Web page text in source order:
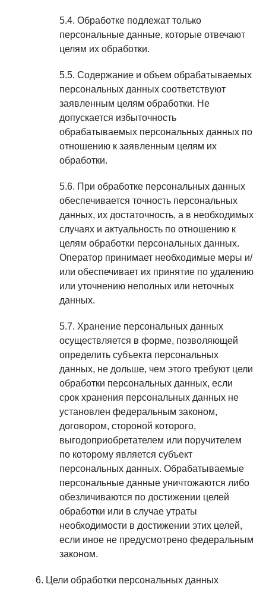
Обработке подлежат только
персональные данные, которые отвечают
целям их обработки.
Содержание и объем обрабатываемых
персональных данных соответствуют
заявленным целям обработки. Не
допускается избыточность
обрабатываемых персональных данных по
отношению к заявленным целям их
обработки.
При обработке персональных данных
обеспечивается точность персональных
данных, их достаточность, а в необходимых
случаях и актуальность по отношению к
целям обработки персональных данных.
Оператор принимает необходимые меры и/
или обеспечивает их принятие по удалению
или уточнению неполных или неточных
данных.
Хранение персональных данных
осуществляется в форме, позволяющей
определить субъекта персональных
данных, не дольше, чем этого требуют цели
обработки персональных данных, если
срок хранения персональных данных не
установлен федеральным законом,
договором, стороной которого,
выгодоприобретателем или поручителем
по которому является субъект
персональных данных. Обрабатываемые
персональные данные уничтожаются либо
обезличиваются по достижении целей
обработки или в случае утраты
необходимости в достижении этих целей,
если иное не предусмотрено федеральным
законом.
Цели обработки персональных данных